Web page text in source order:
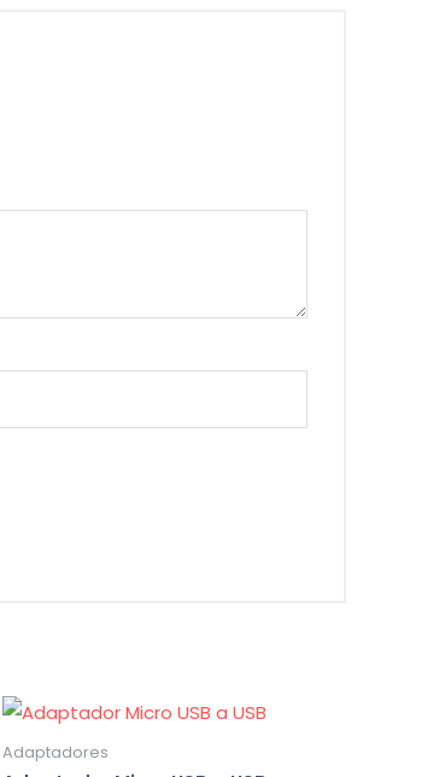
Adaptadores